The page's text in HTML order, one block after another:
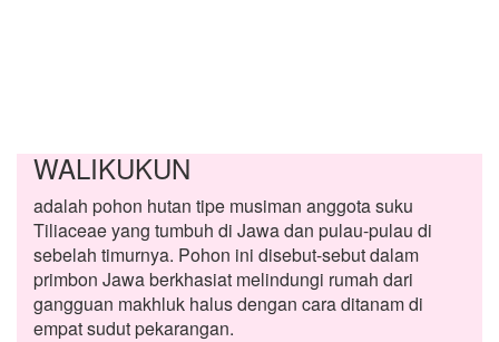
WALIKUKUN
adalah pohon hutan tipe musiman anggota suku
Tiliaceae yang tumbuh di Jawa dan pulau-pulau di
sebelah timurnya. Pohon ini disebut-sebut dalam
primbon Jawa berkhasiat melindungi rumah dari
gangguan makhluk halus dengan cara ditanam di
empat sudut pekarangan.